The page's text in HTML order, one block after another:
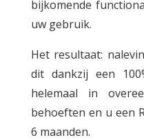
bijkomende
uw gebruik.
Het resultaat:
dit dankzij een
helemaal in
behoeften en u een
6 maanden.